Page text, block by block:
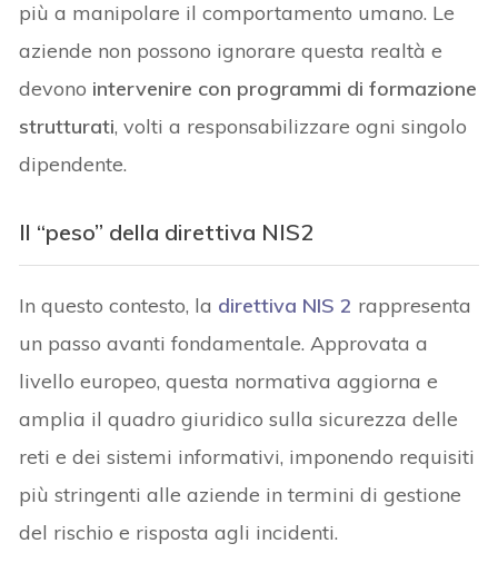
più a manipolare il comportamento umano. Le
aziende non possono ignorare questa realtà e
devono intervenire con programmi di formazione
strutturati, volti a responsabilizzare ogni singolo
dipendente.
Il “peso” della direttiva NIS2
In questo contesto, la direttiva NIS 2 rappresenta
un passo avanti fondamentale. Approvata a
livello europeo, questa normativa aggiorna e
amplia il quadro giuridico sulla sicurezza delle
reti e dei sistemi informativi, imponendo requisiti
più stringenti alle aziende in termini di gestione
del rischio e risposta agli incidenti.